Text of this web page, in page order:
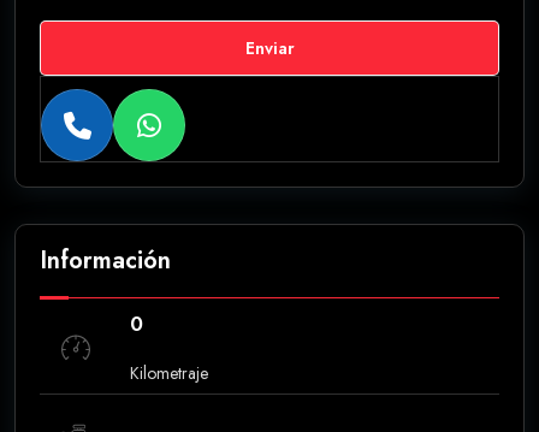
Enviar
Información
0
Kilometraje